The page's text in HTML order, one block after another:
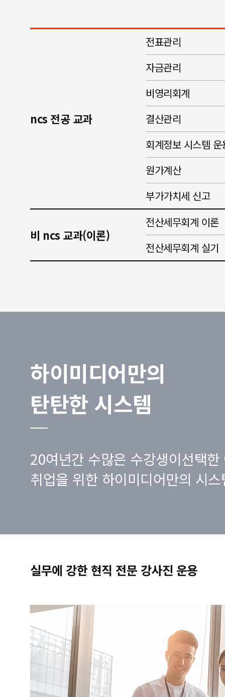
ncs 전공 교과
전표관리
자금관리
비영리회계
결산관리
회계정보 시스템 운
원가계산
부가가치세 신고
비 ncs 교과(이론)
전산세무회계 이론
전산세무회계 실기
하이미디어만의
탄탄한 시스템
20여년간 수많은 수강생이선택한
취업을 위한 하이미디어만의 시
실무에 강한 현직 전문 강사진 운용